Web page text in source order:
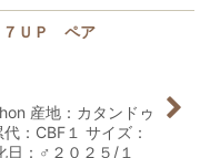
７ＵＰ ペア
産地：カタンドゥ
：CBF１ サイズ：
：♂２０２５/１